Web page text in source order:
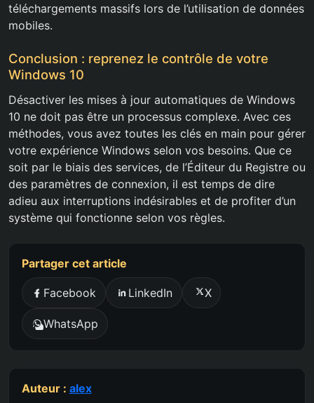
téléchargements massifs lors de l’utilisation de données
mobiles.
Conclusion : reprenez le contrôle de votre
Windows 10
Désactiver les mises à jour automatiques de Windows
10 ne doit pas être un processus complexe. Avec ces
méthodes, vous avez toutes les clés en main pour gérer
votre expérience Windows selon vos besoins. Que ce
soit par le biais des services, de l’Éditeur du Registre ou
des paramètres de connexion, il est temps de dire
adieu aux interruptions indésirables et de profiter d’un
système qui fonctionne selon vos règles.
Partager cet article
Facebook LinkedIn X
WhatsApp
Auteur : alex